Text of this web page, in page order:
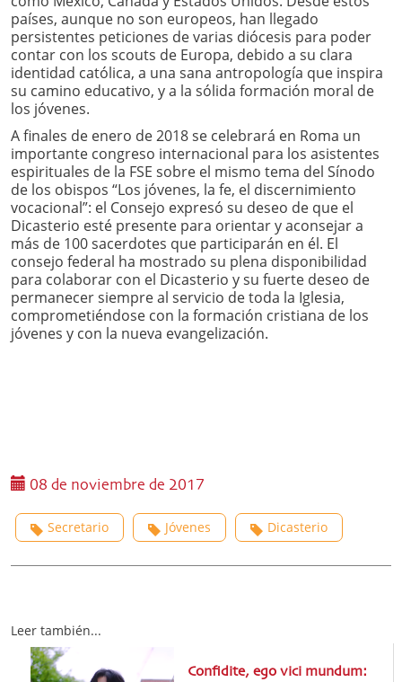
países, aunque no son europeos, han llegado
persistentes peticiones de varias diócesis para poder
contar con los scouts de Europa, debido a su clara
identidad católica, a una sana antropología que inspira
su camino educativo, y a la sólida formación moral de
los jóvenes.
A finales de enero de 2018 se celebrará en Roma un
importante congreso internacional para los asistentes
espirituales de la FSE sobre el mismo tema del Sínodo
de los obispos “Los jóvenes, la fe, el discernimiento
vocacional”: el Consejo expresó su deseo de que el
Dicasterio esté presente para orientar y aconsejar a
más de 100 sacerdotes que participarán en él. El
consejo federal ha mostrado su plena disponibilidad
para colaborar con el Dicasterio y su fuerte deseo de
permanecer siempre al servicio de toda la Iglesia,
comprometiéndose con la formación cristiana de los
jóvenes y con la nueva evangelización.
08 de noviembre de 2017
Secretario Jóvenes Dicasterio
Leer también...
Confidite, ego vici mundum: